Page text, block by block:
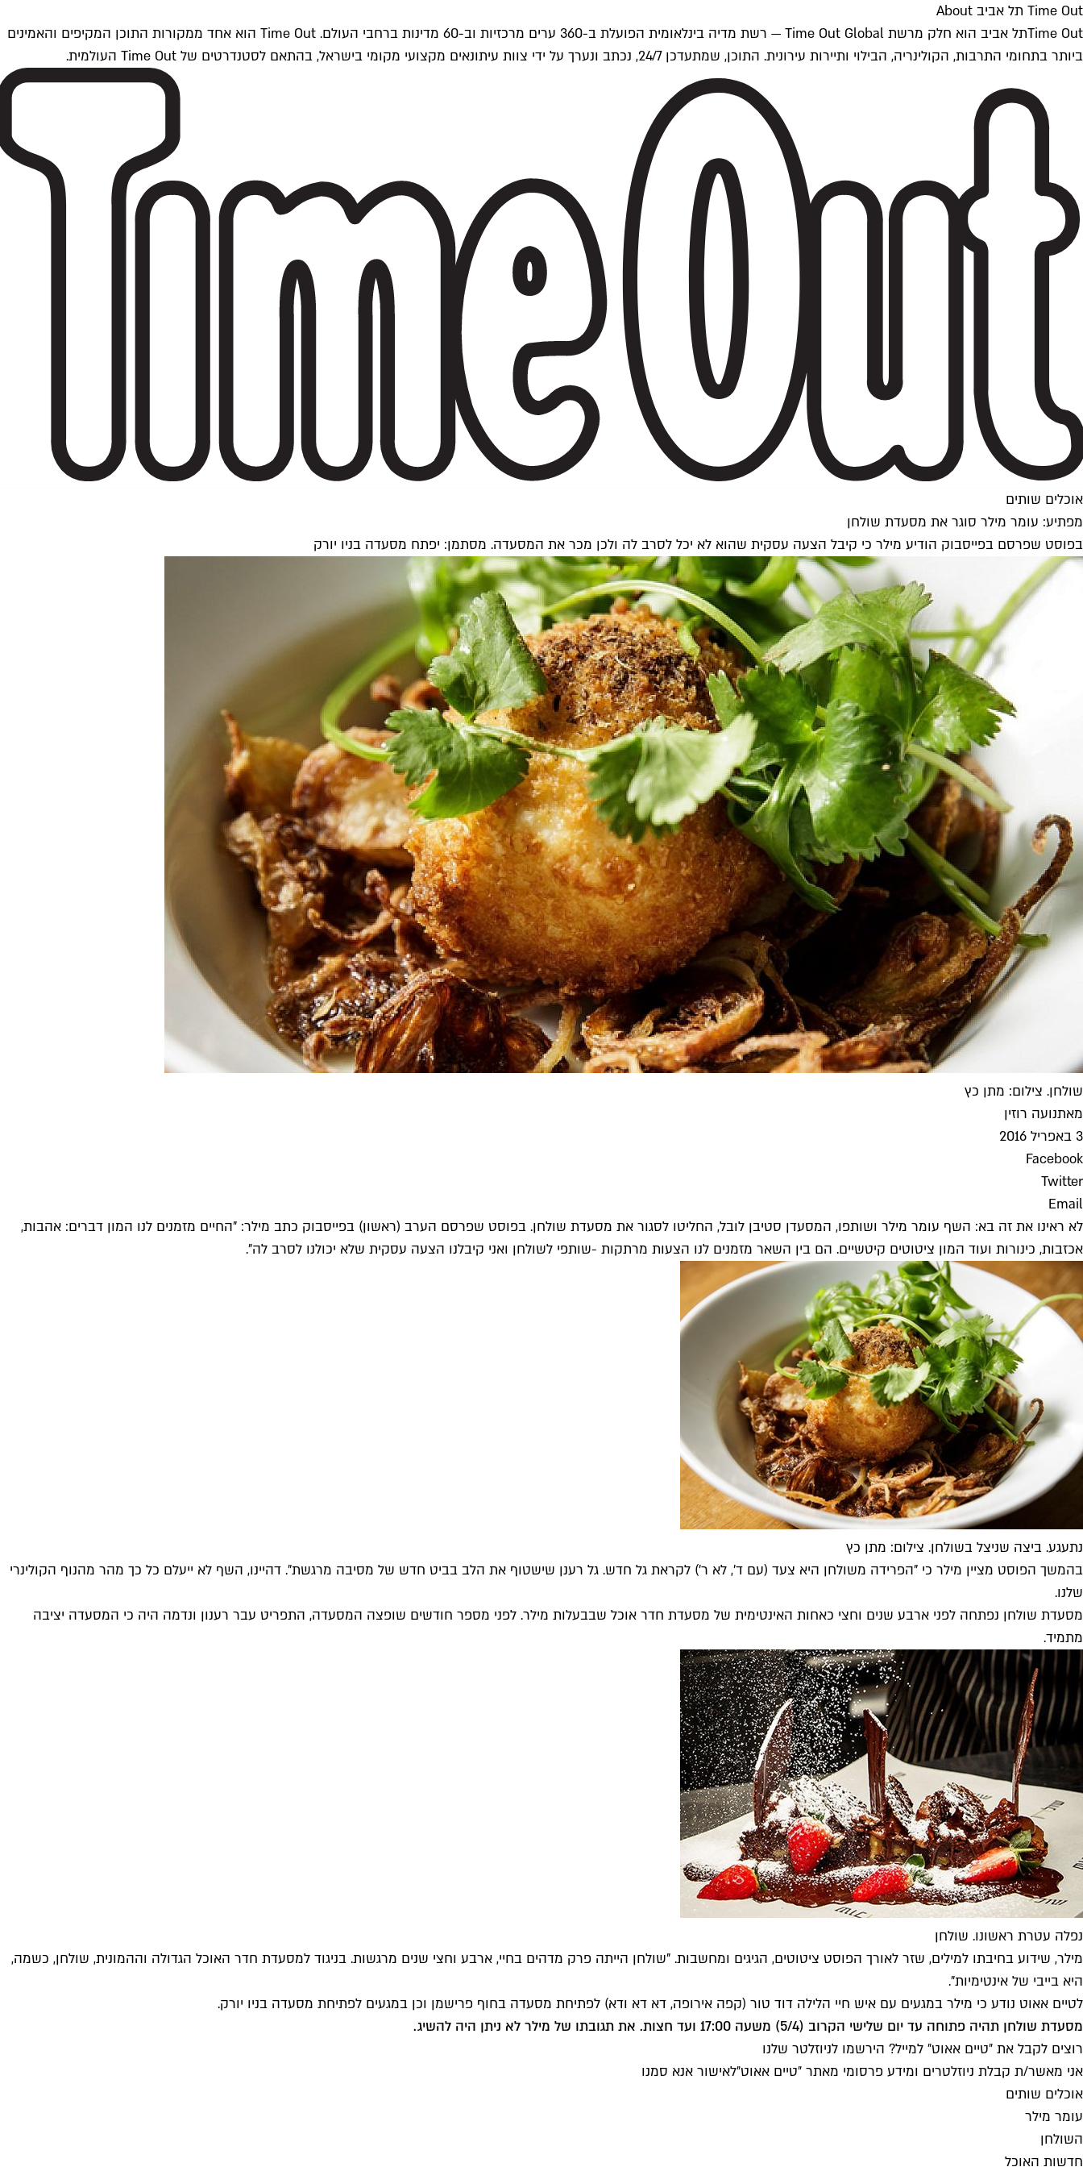
Time Out תל אביב About
Time Outתל אביב הוא חלק מרשת Time Out Global — רשת מדיה בינלאומית הפועלת ב-360 ערים מרכזיות וב-60 מדינות ברחבי העולם. Time Out הוא אחד ממקורות התוכן המקיפים והאמינים
ביותר בתחומי התרבות, הקולינריה, הבילוי ותיירות עירונית. התוכן, שמתעדכן 24/7, נכתב ונערך על ידי צוות עיתונאים מקצועי מקומי בישראל, בהתאם לסטנדרטים של Time Out העולמית.
אוכלים שותים
מפתיע: עומר מילר סוגר את מסעדת שולחן
בפוסט שפרסם בפייסבוק הודיע מילר כי קיבל הצעה עסקית שהוא לא יכל לסרב לה ולכן מכר את המסעדה. מסתמן: יפתח מסעדה בניו יורק
שולחן. צילום: מתן כץ
מאתנועה רוזין
3 באפריל 2016
Facebook
Twitter
Email
לא ראינו את זה בא: השף עומר מילר ושותפו, המסעדן סטיבן לובל, החליטו לסגור את מסעדת שולחן. בפוסט שפרסם הערב (ראשון) בפייסבוק כתב מילר: "החיים מזמנים לנו המון דברים: אהבות,
אכזבות, כינורות ועוד המון ציטוטים קיטשיים. הם בין השאר מזמנים לנו הצעות מרתקות -שותפי לשולחן ואני קיבלנו הצעה עסקית שלא יכולנו לסרב לה".
נתעגע. ביצה שניצל בשולחן. צילום: מתן כץ
בהמשך הפוסט מציין מילר כי "הפרידה משולחן היא צעד (עם ד', לא ר') לקראת גל חדש. גל רענן שישטוף את הלב בביט חדש של מסיבה מרגשת". דהיינו, השף לא ייעלם כל כך מהר מהנוף הקולינרי
שלנו.
מסעדת שולחן נפתחה לפני ארבע שנים וחצי כאחות האינטימית של מסעדת חדר אוכל שבבעלות מילר. לפני מספר חודשים שופצה המסעדה, התפריט עבר רענון ונדמה היה כי המסעדה יציבה
מתמיד.
נפלה עטרת ראשונו. שולחן
מילר, שידוע בחיבתו למילים, שזר לאורך הפוסט ציטוטים, הגיגים ומחשבות. "שולחן הייתה פרק מדהים בחיי, ארבע וחצי שנים מרגשות. בניגוד למסעדת חדר האוכל הגדולה וההמונית, שולחן, כשמה,
היא בייבי של אינטימיות".
לטיים אאוט נודע כי מילר במגעים עם איש חיי הלילה דוד טור (קפה אירופה, דא דא ודא) לפתיחת מסעדה בחוף פרישמן וכן במגעים לפתיחת מסעדה בניו יורק.
מסעדת שולחן תהיה פתוחה עד יום שלישי הקרוב (5/4) משעה 17:00 ועד חצות. את תגובתו של מילר לא ניתן היה להשיג.
רוצים לקבל את ״טיים אאוט״ למייל? הירשמו לניוזלטר שלנו
אני מאשר/ת קבלת ניוזלטרים ומידע פרסומי מאתר ״טיים אאוט״לאישור אנא סמנו
אוכלים שותים
עומר מילר
השולחן
חדשות האוכל